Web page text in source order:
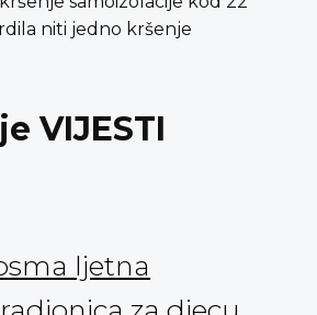
niti jedno kršenje
VIJESTI
ljetna